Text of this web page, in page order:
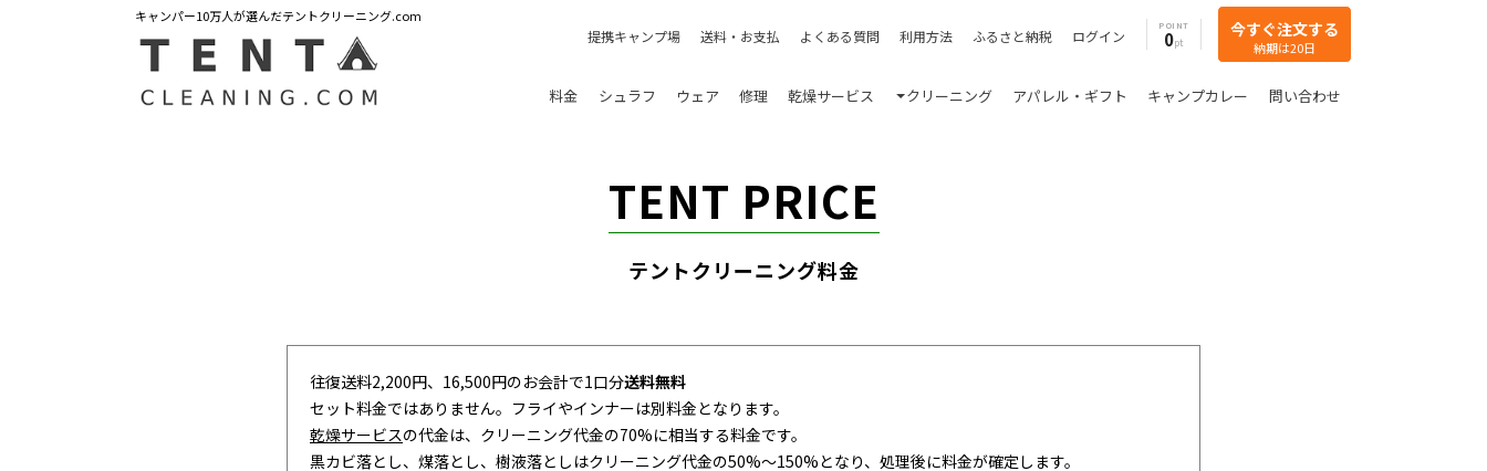
キャンパー10万人が選んだテントクリーニング.com
提携キャンプ場 送料・お支払 よくある質問 利用方法 ふるさと納税 ログイン
POINT
0 今すぐ注文する
納期は20日
料金 シュラフ ウェア 修理 乾燥サービス クリーニング アパレル・ギフト キャンプカレー 問い合わせ
TENT PRICE
テントクリーニング料金
往復送料2,200円、16,500円のお会計で1口分送料無料
セット料金ではありません。フライやインナーは別料金となります。
乾燥サービスの代金は、クリーニング代金の70%に相当する料金です。
黒カビ落とし、煤落とし、樹液落としはクリーニング代金の50%～150%となり、処理後に料金が確定します。